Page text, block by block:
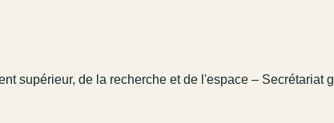
supérieur, de la recherche et de l'espace –